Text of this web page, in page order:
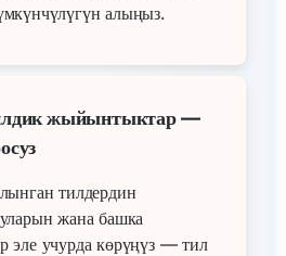
алыңыз.
жыйынтыктар —
тилдердин
жана башка
эле учурда көрүңүз — тил